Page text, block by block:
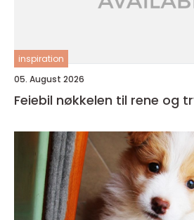
inspiration
05. August 2026
Feiebil nøkkelen til rene